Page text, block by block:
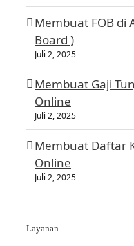
Membuat FOB di
Board )
Juli 2, 2025
Membuat Gaji
Online
Juli 2, 2025
Membuat Daftar
Online
Juli 2, 2025
Layanan